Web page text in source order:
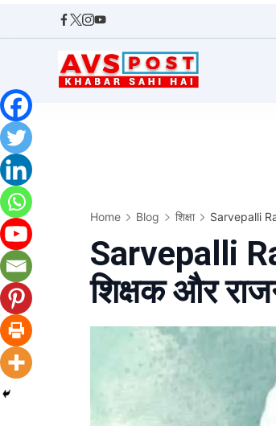
Home Blog शिक्षा Sarvepalli
Sarvepalli
शिक्षक और